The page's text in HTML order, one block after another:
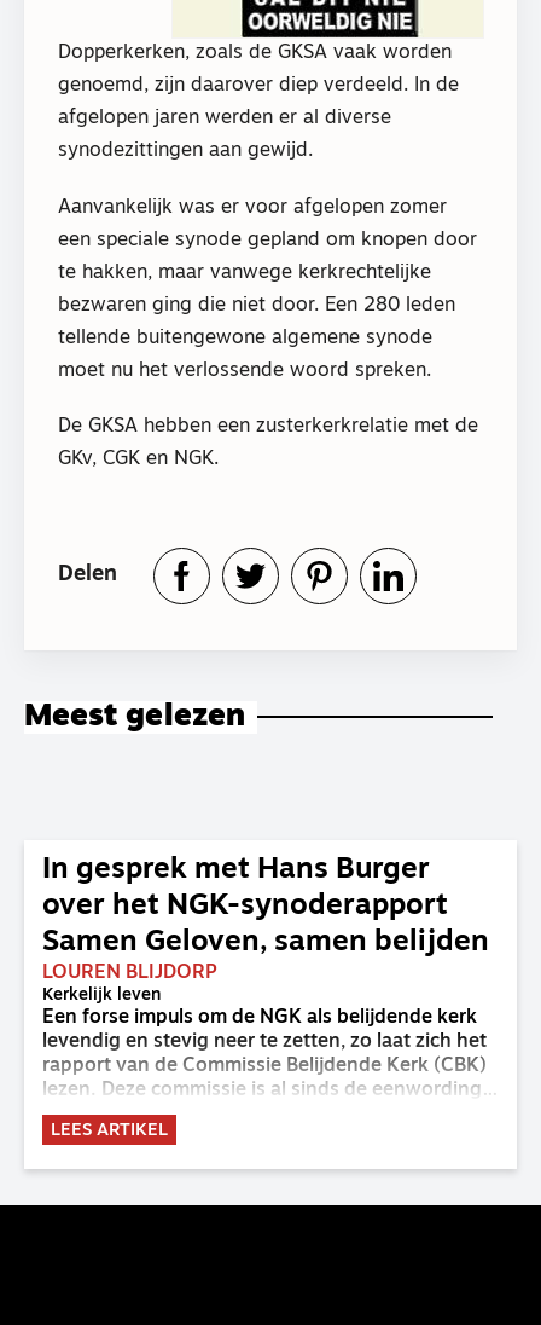
Dopperkerken, zoals de GKSA vaak worden
genoemd, zijn daarover diep verdeeld. In de
afgelopen jaren werden er al diverse
synodezittingen aan gewijd.
Aanvankelijk was er voor afgelopen zomer
een speciale synode gepland om knopen door
te hakken, maar vanwege kerkrechtelijke
bezwaren ging die niet door. Een 280 leden
tellende buitengewone algemene synode
moet nu het verlossende woord spreken.
De GKSA hebben een zusterkerkrelatie met de
GKv, CGK en NGK.
Delen
Meest gelezen
In gesprek met Hans Burger
over het NGK-synoderapport
Samen Geloven, samen belijden
LOUREN BLIJDORP
Kerkelijk leven
Een forse impuls om de NGK als belijdende kerk
levendig en stevig neer te zetten, zo laat zich het
rapport van de Commissie Belijdende Kerk (CBK)
lezen. Deze commissie is al sinds de eenwording
van de GKv en NGK actief en kreeg van de
synode van Deventer in 2023 de opdracht om
belijdenis en bij te dragen aan de verlevendiging
LEES ARTIKEL